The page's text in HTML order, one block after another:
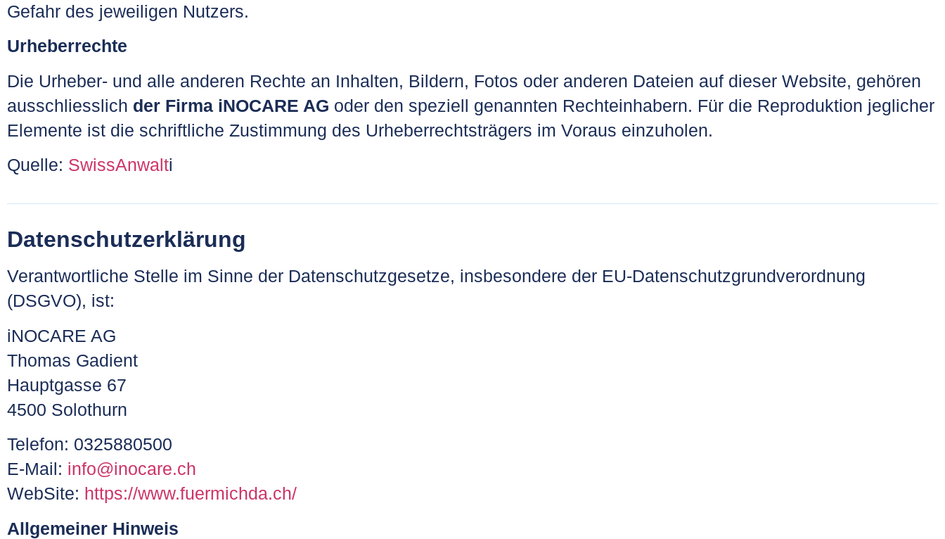
Gefahr des jeweiligen Nutzers.
Urheberrechte
Die Urheber- und alle anderen Rechte an Inhalten, Bildern, Fotos oder anderen Dateien auf dieser Website, gehören
ausschliesslich der Firma iNOCARE AG oder den speziell genannten Rechteinhabern. Für die Reproduktion jeglicher
Elemente ist die schriftliche Zustimmung des Urheberrechtsträgers im Voraus einzuholen.
Quelle: SwissAnwalti
Datenschutzerklärung
Verantwortliche Stelle im Sinne der Datenschutzgesetze, insbesondere der EU-Datenschutzgrundverordnung
(DSGVO), ist:
iNOCARE AG
Thomas Gadient
Hauptgasse 67
4500 Solothurn
Telefon: 0325880500
E-Mail: info@inocare.ch
WebSite: https://www.fuermichda.ch/
Allgemeiner Hinweis